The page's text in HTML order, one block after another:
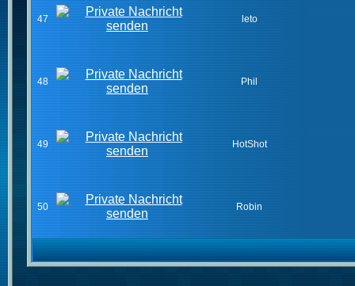
47 leto
48 Phil
49 HotShot
50 Robin